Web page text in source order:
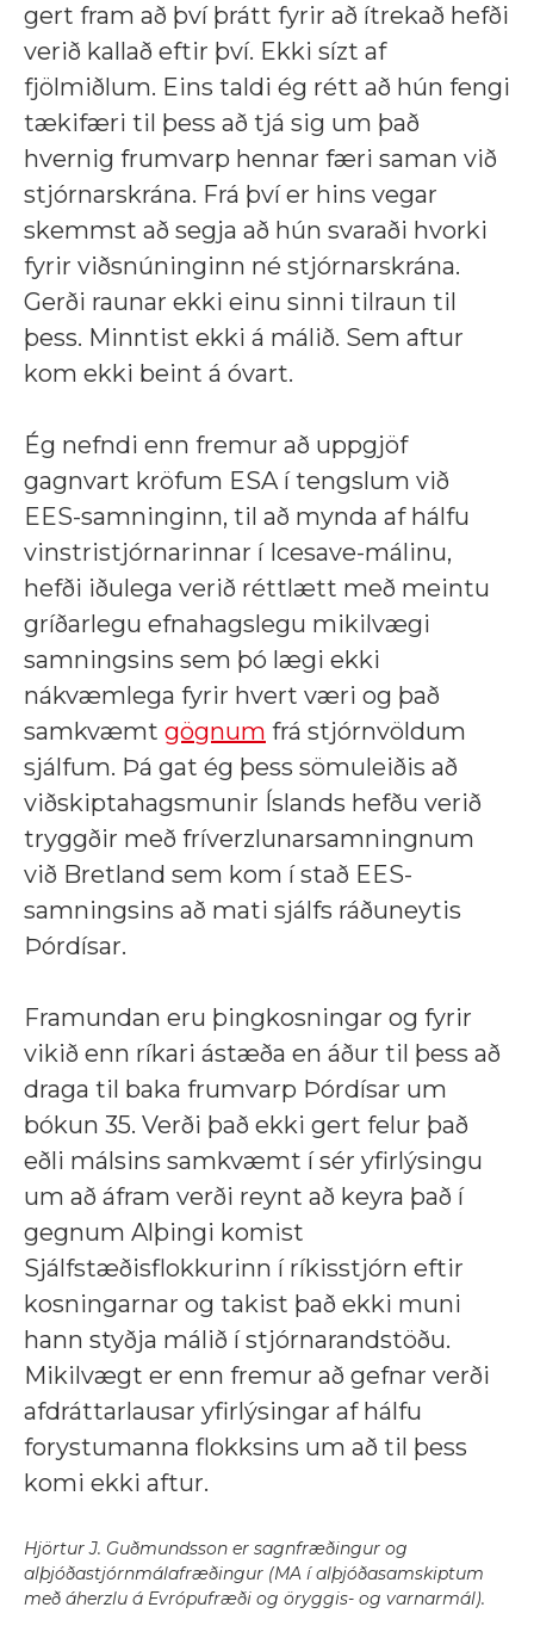
gert fram að því þrátt fyrir að ítrekað hefði
verið kallað eftir því. Ekki sízt af
fjölmiðlum. Eins taldi ég rétt að hún fengi
tækifæri til þess að tjá sig um það
hvernig frumvarp hennar færi saman við
stjórnarskrána. Frá því er hins vegar
skemmst að segja að hún svaraði hvorki
fyrir viðsnúninginn né stjórnarskrána.
Gerði raunar ekki einu sinni tilraun til
þess. Minntist ekki á málið. Sem aftur
kom ekki beint á óvart.
Ég nefndi enn fremur að uppgjöf
gagnvart kröfum ESA í tengslum við
EES-samninginn, til að mynda af hálfu
vinstristjórnarinnar í Icesave-málinu,
hefði iðulega verið réttlætt með meintu
gríðarlegu efnahagslegu mikilvægi
samningsins sem þó lægi ekki
nákvæmlega fyrir hvert væri og það
samkvæmt gögnum frá stjórnvöldum
sjálfum. Þá gat ég þess sömuleiðis að
viðskiptahagsmunir Íslands hefðu verið
tryggðir með fríverzlunarsamningnum
við Bretland sem kom í stað EES-
samningsins að mati sjálfs ráðuneytis
Þórdísar.
Framundan eru þingkosningar og fyrir
vikið enn ríkari ástæða en áður til þess að
draga til baka frumvarp Þórdísar um
bókun 35. Verði það ekki gert felur það
eðli málsins samkvæmt í sér yfirlýsingu
um að áfram verði reynt að keyra það í
gegnum Alþingi komist
Sjálfstæðisflokkurinn í ríkisstjórn eftir
kosningarnar og takist það ekki muni
hann styðja málið í stjórnarandstöðu.
Mikilvægt er enn fremur að gefnar verði
afdráttarlausar yfirlýsingar af hálfu
forystumanna flokksins um að til þess
komi ekki aftur.
Hjörtur J. Guðmundsson er sagnfræðingur og
alþjóðastjórnmálafræðingur (MA í alþjóðasamskiptum
með áherzlu á Evrópufræði og öryggis- og varnarmál).